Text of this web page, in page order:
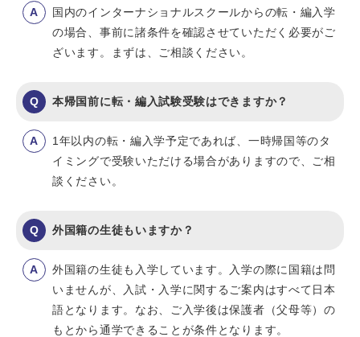
国内のインターナショナルスクールからの転・編入学
の場合、事前に諸条件を確認させていただく必要がご
ざいます。まずは、ご相談ください。
本帰国前に転・編入試験受験はできますか？
1年以内の転・編入学予定であれば、一時帰国等のタ
イミングで受験いただける場合がありますので、ご相
談ください。
外国籍の生徒もいますか？
外国籍の生徒も入学しています。入学の際に国籍は問
いませんが、入試・入学に関するご案内はすべて日本
語となります。なお、ご入学後は保護者（父母等）の
もとから通学できることが条件となります。